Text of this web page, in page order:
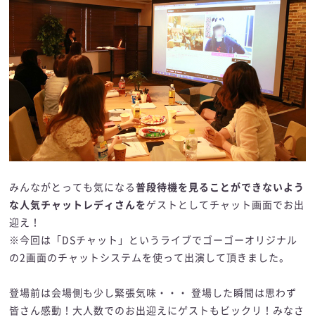
みんながとっても気になる普段待機を見ることができないよう
な人気チャットレディさんを ゲストとしてチャット画面でお出
迎え！
※今回は「DSチャット」というライブでゴーゴーオリジナル
の2画面のチャットシステムを使って出演して頂きました。
登場前は会場側も少し緊張気味・・・ 登場した瞬間は思わず
皆さん感動！大人数でのお出迎えにゲストもビックリ！みなさ